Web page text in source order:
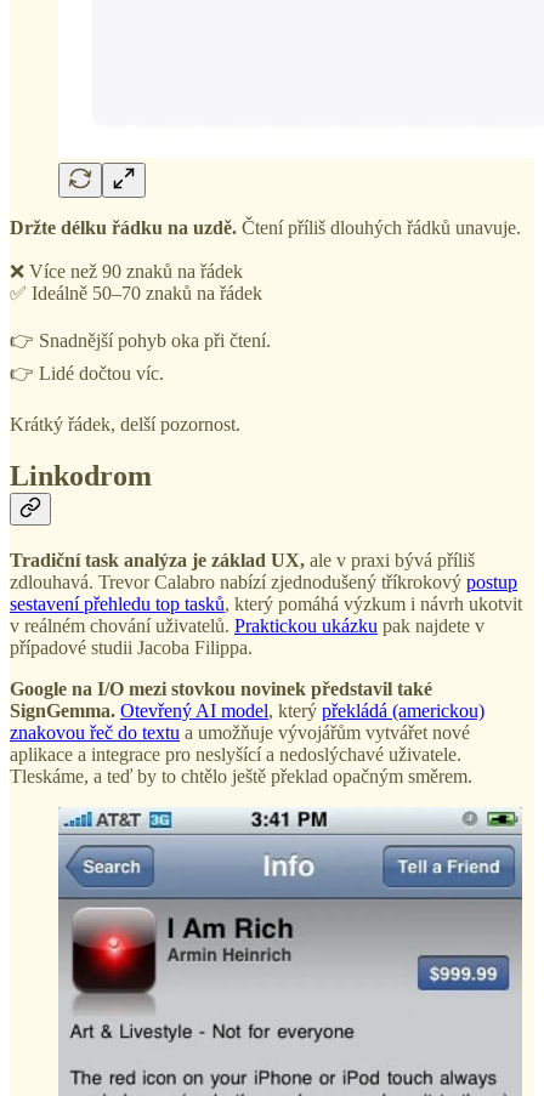
Držte délku řádku na uzdě. Čtení příliš dlouhých řádků unavuje.
❌ Více než 90 znaků na řádek
✅ Ideálně 50–70 znaků na řádek
👉 Snadnější pohyb oka při čtení.
👉 Lidé dočtou víc.
Krátký řádek, delší pozornost.
Linkodrom
Tradiční task analýza je základ UX, ale v praxi bývá příliš
zdlouhavá. Trevor Calabro nabízí zjednodušený tříkrokový postup
sestavení přehledu top tasků, který pomáhá výzkum i návrh ukotvit
v reálném chování uživatelů. Praktickou ukázku pak najdete v
případové studii Jacoba Filippa.
Google na I/O mezi stovkou novinek představil také
SignGemma. Otevřený AI model, který překládá (americkou)
znakovou řeč do textu a umožňuje vývojářům vytvářet nové
aplikace a integrace pro neslyšící a nedoslýchavé uživatele.
Tleskáme, a teď by to chtělo ještě překlad opačným směrem.